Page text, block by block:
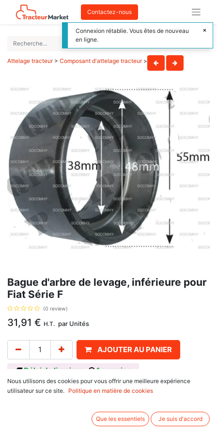
Contactez-nous
Attelage tracteur> Composant d'attelage tracteur>
Bague d'arbre de levage, inférieure pour
Fiat Série F
(0 review)
31,91 € H.T. par Unités
AJOUTER AU PANIER
Délai de livraison : 1 semaine
Bague d'arbre capteur de poussée, diamètres 50.8 x 56.9 mm, avec pour
TM Series : TM110, TM115, TM120, TM125, TM130, TM135,
Nous utilisons des cookies pour vous offrir une meilleure expérience
utilisateur sur ce site.
Politique en matière de cookies
Que les essentiels Je suis d'accord
Connexion rétablie. Vous êtes de nouveau
en ligne.